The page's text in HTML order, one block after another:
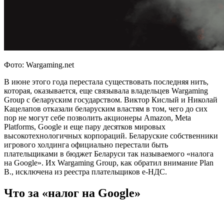
Фото: Wargaming.net
В июне этого года перестала существовать последняя нить,
которая, оказывается, еще связывала владельцев Wargaming
Group с беларуским государством. Виктор Кислый и Николай
Кацелапов отказали беларуским властям в том, чего до сих
пор не могут себе позволить акционеры Amazon, Meta
Platforms, Google и еще пару десятков мировых
высокотехнологичных корпораций. Беларуские собственники
игрового холдинга официально перестали быть
плательщиками в бюджет Беларуси так называемого «налога
на Google». Их Wargaming Group, как обратил внимание Plan
B., исключена из реестра плательщиков e-НДС.
Что за «налог на Google»